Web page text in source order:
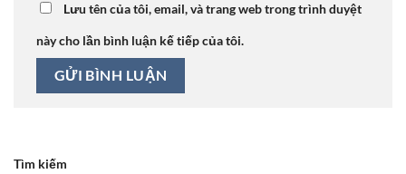
Lưu tên của tôi, email, và trang web trong trình duyệt
này cho lần bình luận kế tiếp của tôi.
Tìm kiếm